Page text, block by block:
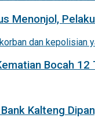
Menonjol,
Bocah
Kalteng